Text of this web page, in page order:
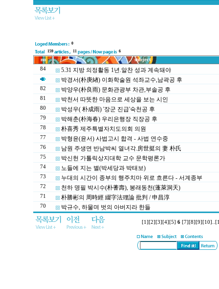
0
159
11 6
no
subject
84
5.31 지방 의정활동 1년.알찬 성과 계속돼야
박경서(朴庚緖) 이화학술원 석좌교수,남곽공 후
82 박양우(朴良雨) 문화관광부 차관,부솔공 후
81 박천서 따뜻한 마음으로 세상을 보는 시인
80 박성우( 朴成雨) '장군 진급'숙천공 후
79 박해춘(朴海春) 우리은행장 직장공 후
78 朴喜秀 제주특별자치도의회 의원
77 박형윤(윤서) 사법고시 합격 - 사법 연수중
76 남원 주생면 반남박씨 열녀각.房世挺의 妻 朴氏
75 박신헌 가톨릭상지대학 교수 문학평론가
74 노들에 지는 별(박세당과 박태보)
73 누대의 시간이 종부의 행주치마 위로 흐른다 - 서계종부
72 천하 명필 박시수(朴蓍壽), 봉래동천(蓬萊洞天)
71 朴勝彬의 周時經 綴字法理論 批判 / 申昌淳
70 박규수, 하물며 벗의 아버지라 한들
[1] [2] [3] [4] [5] 6 [7] [8] [9] [10]